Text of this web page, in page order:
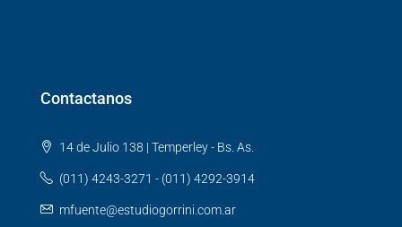
Contactanos
14 de Julio 138 | Temperley - Bs. As.
(011) 4243-3271 - (011) 4292-3914
mfuente@estudiogorrini.com.ar